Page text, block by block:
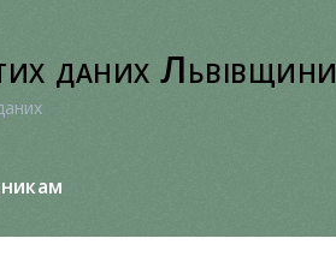
даних Львівщини